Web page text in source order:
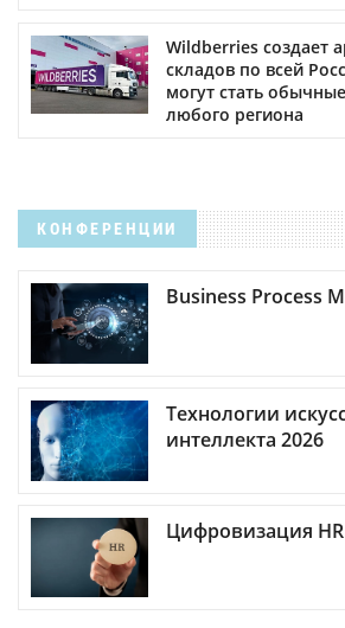
Wildberries создает
складов по всей
могут стать
любого региона
КОНФЕРЕНЦИИ
Business Process
Технологии
интеллекта 2026
Цифровизация